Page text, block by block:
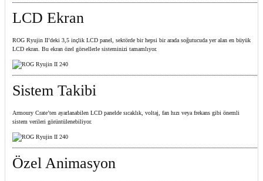
LCD Ekran
ROG Ryujin II’deki 3,5 inçlik LCD panel, sektörde bir hepsi bir arada soğutucuda yer alan en büyük
LCD ekran. Bu ekran özel görsellerle sisteminizi tamamlıyor.​
Sistem Takibi
Armoury Crate’ten ayarlanabilen LCD panelde sıcaklık, voltaj, fan hızı veya frekans gibi önemli
sistem verileri görüntülenebiliyor.
Özel Animasyon